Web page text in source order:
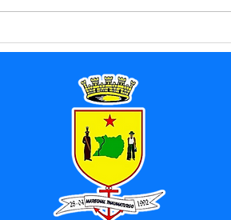
de Licitação